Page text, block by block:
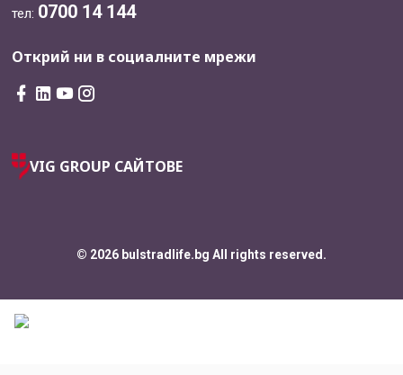
тел: 0700 14 144
Открий ни в социалните мрежи
VIG GROUP САЙТОВЕ
© 2026 bulstradlife.bg All rights reserved.